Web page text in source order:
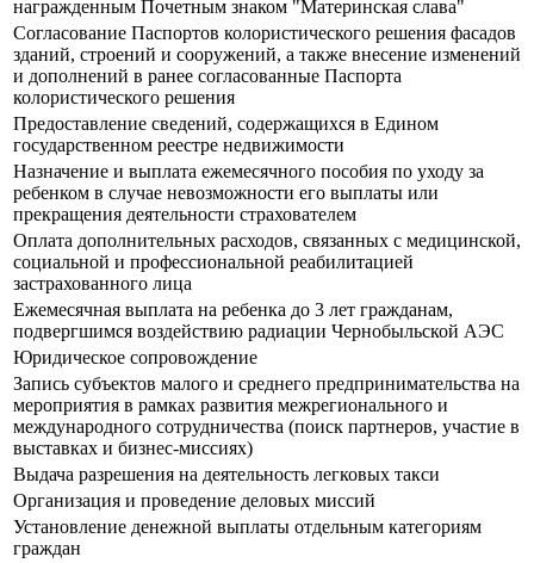
награжденным Почетным знаком "Материнская слава"
Согласование Паспортов колористического решения фасадов
зданий, строений и сооружений, а также внесение изменений
и дополнений в ранее согласованные Паспорта
колористического решения
Предоставление сведений, содержащихся в Едином
государственном реестре недвижимости
Назначение и выплата ежемесячного пособия по уходу за
ребенком в случае невозможности его выплаты или
прекращения деятельности страхователем
Оплата дополнительных расходов, связанных с медицинской,
социальной и профессиональной реабилитацией
застрахованного лица
Ежемесячная выплата на ребенка до 3 лет гражданам,
подвергшимся воздействию радиации Чернобыльской АЭС
Юридическое сопровождение
Запись субъектов малого и среднего предпринимательства на
мероприятия в рамках развития межрегионального и
международного сотрудничества (поиск партнеров, участие в
выставках и бизнес-миссиях)
Выдача разрешения на деятельность легковых такси
Организация и проведение деловых миссий
Установление денежной выплаты отдельным категориям
граждан